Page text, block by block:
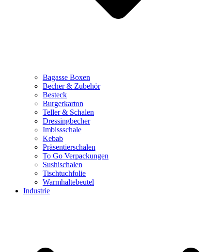
Bagasse Boxen
Becher & Zubehör
Besteck
Burgerkarton
Teller & Schalen
Dressingbecher
Imbissschale
Kebab
Präsentierschalen
To Go Verpackungen
Sushischalen
Tischtuchfolie
Warmhaltebeutel
Industrie